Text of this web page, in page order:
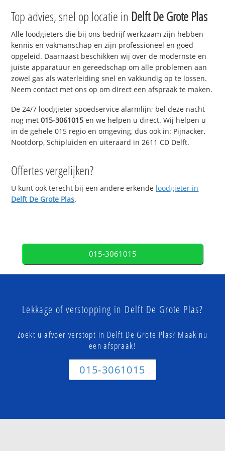
Top advies, snel op locatie in Delft De Grote Plas
Alle loodgieters die bij ons bedrijf werkzaam zijn hebben
kennis en vakmanschap en zijn professioneel en goed
opgeleid. Daarnaast beschikken wij over de modernste en
juiste apparatuur en gereedschap om alle problemen aan
zowel gas als waterleiding snel en vakkundig op te lossen.
Neem contact met ons op om direct een afspraak te maken.
De 24/7 loodgieter spoedservice alarmlijn; bel deze nacht
nog met015-3061015 en we helpen u direct. Wij helpen u
in de gehele 015 regio en omgeving, dus ook in: Pijnacker,
Nootdorp, Schipluiden en uiteraard in 2611 CD Delft.
Offertes vergelijken?
U kunt ook terecht bij een andere erkende loodgieter in
Delft De Grote Plas.
015-3061015
Lekkage of verstopping in Delft De Grote Plas?
Zoekt u afvoer verstopt in Delft De Grote Plas? Maak nu
een afspraak!
015-3061015